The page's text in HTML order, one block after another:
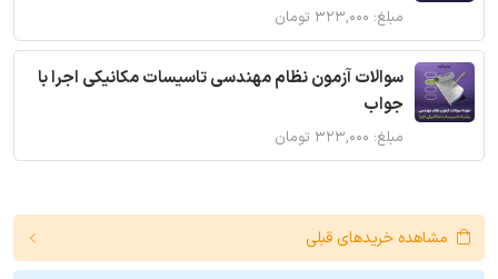
مبلغ: ۳۲۳,۰۰۰ تومان
سوالات آزمون نظام مهندسی تاسیسات مکانیکی اجرا با
جواب
مبلغ: ۳۲۳,۰۰۰ تومان
مشاهده خریدهای قبلی